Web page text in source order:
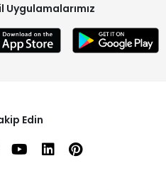
Uygulamalarımız
Edin